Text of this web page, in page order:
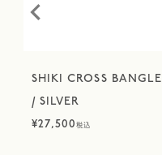
SHIKI CROSS BANGLE
/ SILVER
¥27,500税込